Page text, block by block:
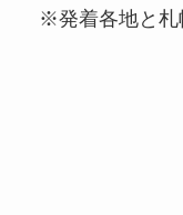
※発着各地と札